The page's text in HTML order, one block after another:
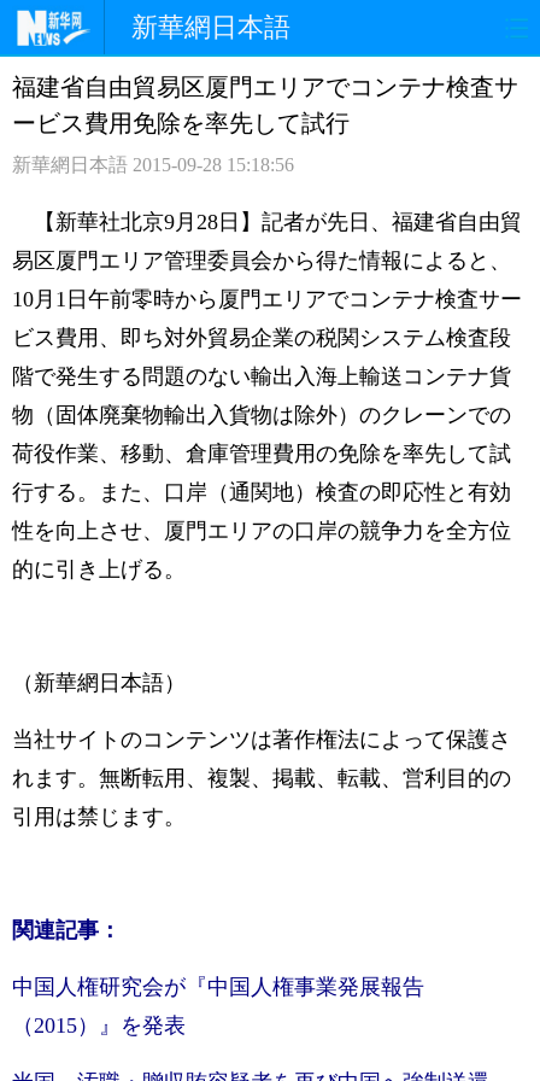
新華網日本語
ホームページ 政治 経済
観光 評論 写真
中日対訳
福建省自由貿易区厦門エリアでコンテナ検査サ
ービス費用免除を率先して試行
新華網日本語 2015-09-28 15:18:56
【新華社北京9月28日】記者が先日、福建省自由貿
易区厦門エリア管理委員会から得た情報によると、
10月1日午前零時から厦門エリアでコンテナ検査サー
ビス費用、即ち対外貿易企業の税関システム検査段
階で発生する問題のない輸出入海上輸送コンテナ貨
物（固体廃棄物輸出入貨物は除外）のクレーンでの
荷役作業、移動、倉庫管理費用の免除を率先して試
行する。また、口岸（通関地）検査の即応性と有効
性を向上させ、厦門エリアの口岸の競争力を全方位
的に引き上げる。
（新華網日本語）
当社サイトのコンテンツは著作権法によって保護さ
れます。無断転用、複製、掲載、転載、営利目的の
引用は禁じます。
関連記事：
中国人権研究会が『中国人権事業発展報告
（2015）』を発表